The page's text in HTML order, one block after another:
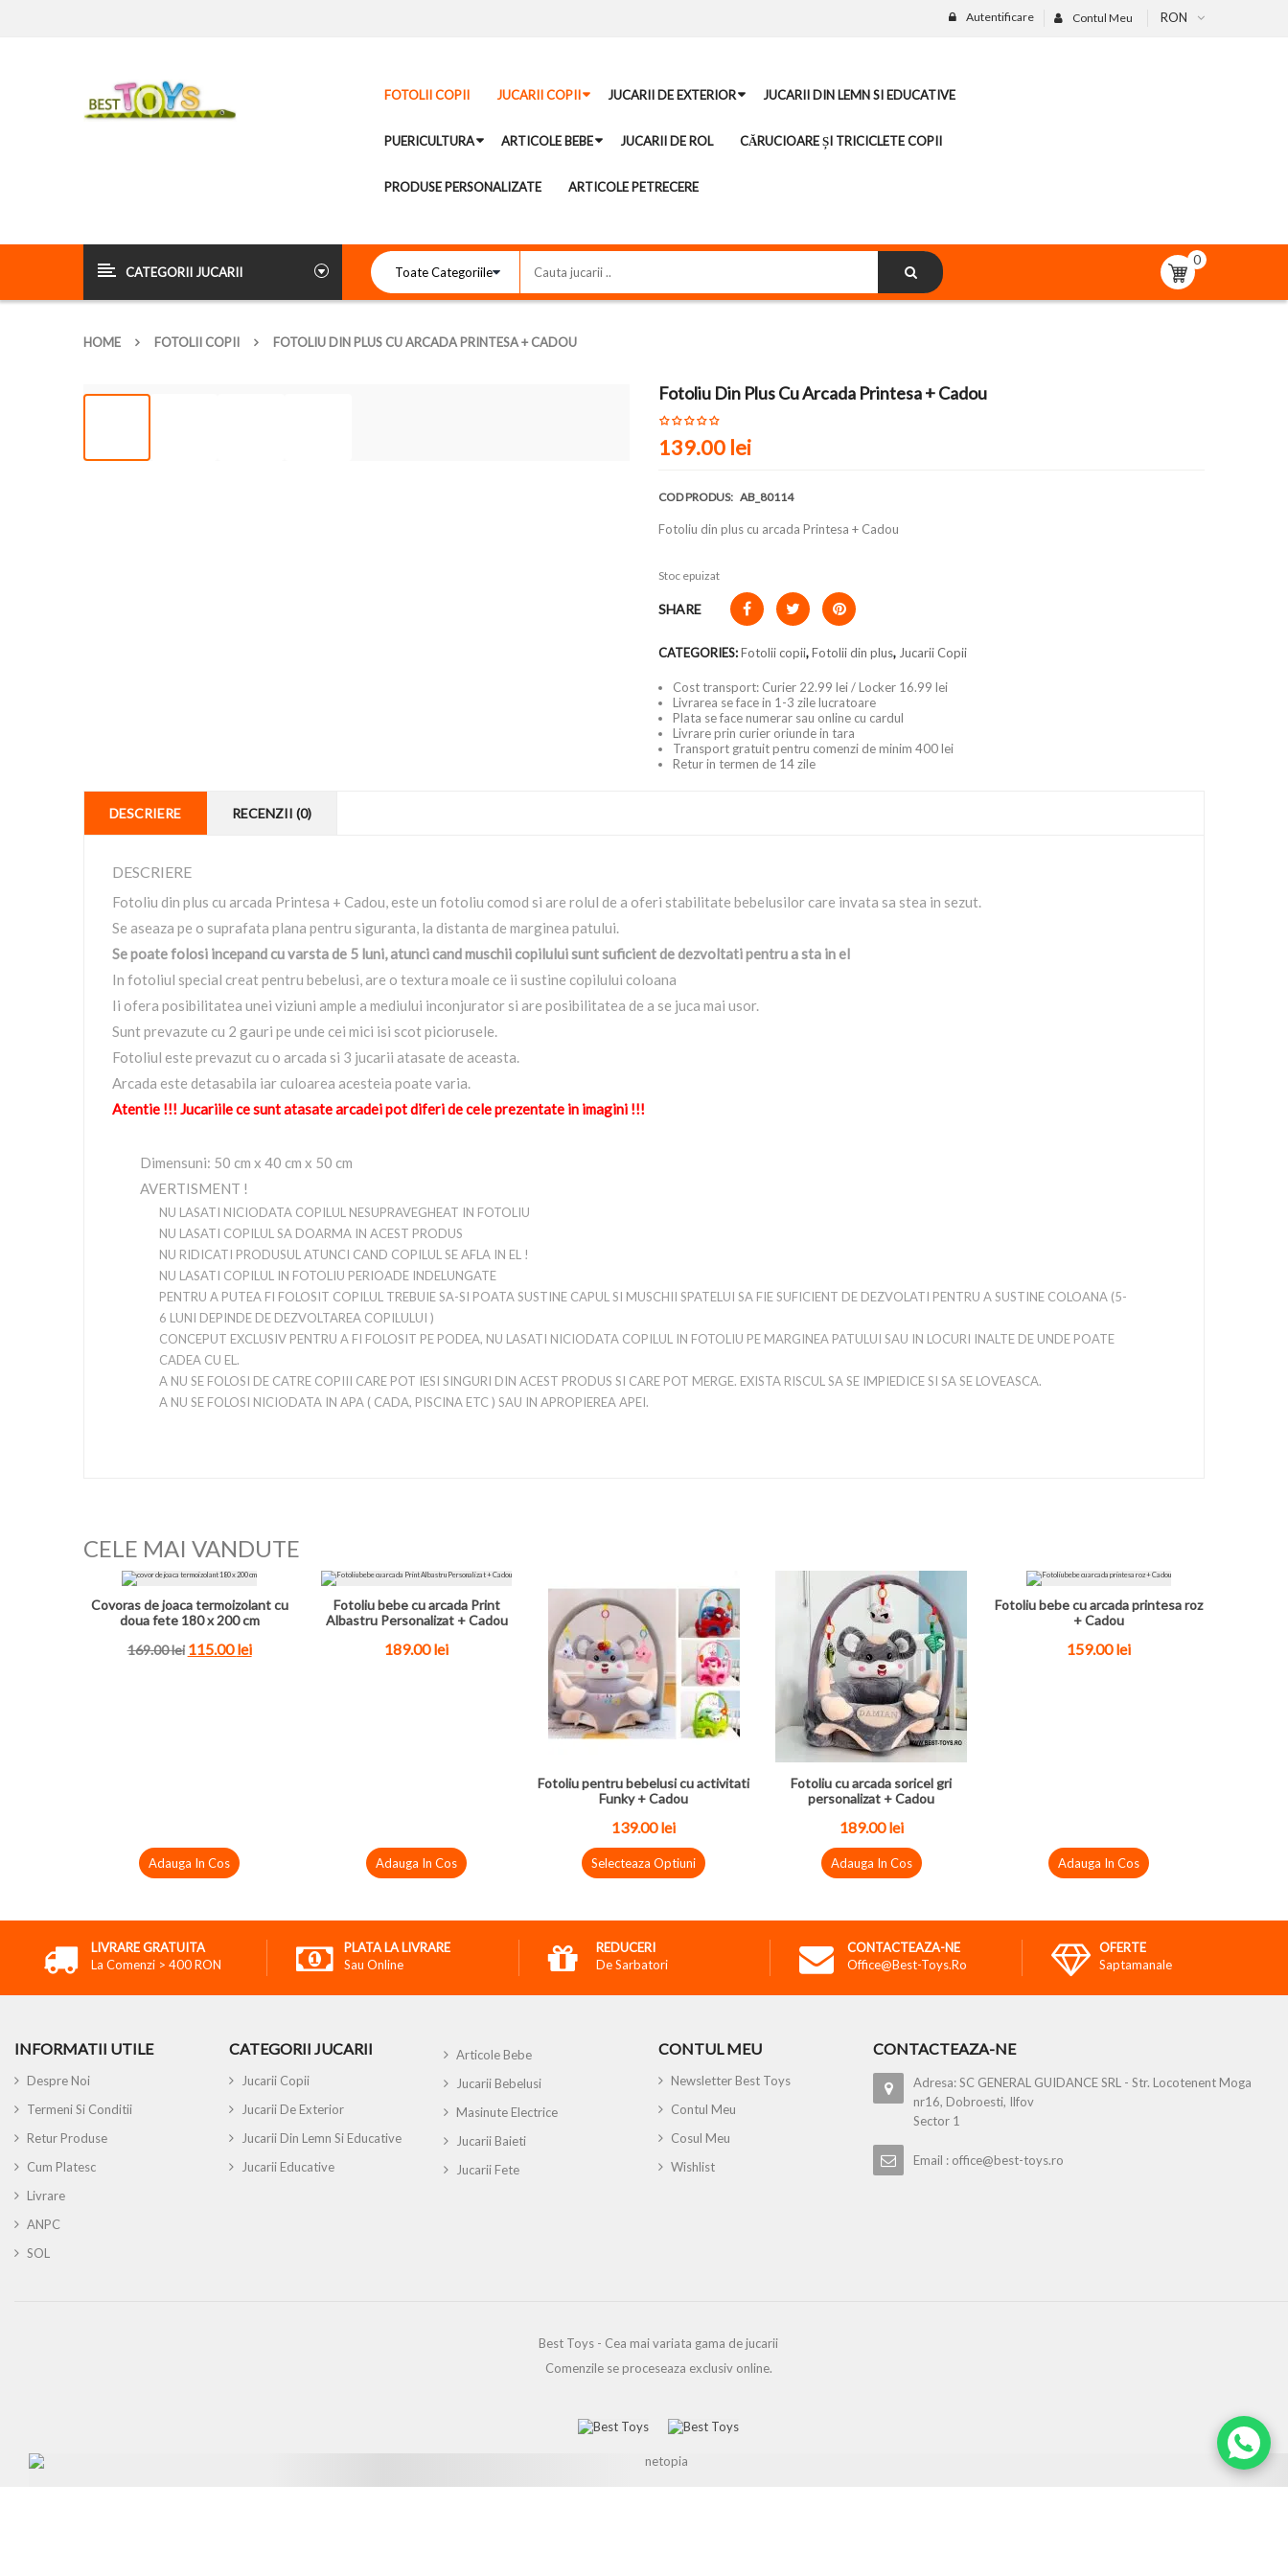
RON
Contul Meu
Autentificare
FOTOLII COPII JUCARII COPII JUCARII DE EXTERIOR JUCARII DIN LEMN SI EDUCATIVE
PUERICULTURA ARTICOLE BEBE JUCARII DE ROL CĂRUCIOARE ȘI TRICICLETE COPII
PRODUSE PERSONALIZATE ARTICOLE PETRECERE
CATEGORII JUCARII
0
HOME FOTOLII COPII FOTOLIU DIN PLUS CU ARCADA PRINTESA + CADOU
Fotoliu Din Plus Cu Arcada Printesa + Cadou
139.00 lei
COD PRODUS: AB_80114
Fotoliu din plus cu arcada Printesa + Cadou
Stoc epuizat
SHARE
CATEGORIES:Fotolii copii,Fotolii din plus, Jucarii Copii
Cost transport: Curier 22.99 lei / Locker 16.99 lei
Livrarea se face in 1-3 zile lucratoare
Plata se face numerar sau online cu cardul
Livrare prin curier oriunde in tara
Transport gratuit pentru comenzi de minim 400 lei
Retur in termen de 14 zile
DESCRIERE RECENZII (0)
DESCRIERE
Fotoliu din plus cu arcada Printesa + Cadou, este un fotoliu comod si are rolul de a oferi stabilitate bebelusilor care invata sa stea in sezut.
Se aseaza pe o suprafata plana pentru siguranta, la distanta de marginea patului.
Se poate folosi incepand cu varsta de 5 luni, atunci cand muschii copilului sunt suficient de dezvoltati pentru a sta in el
In fotoliul special creat pentru bebelusi, are o textura moale ce ii sustine copilului coloana
Ii ofera posibilitatea unei viziuni ample a mediului inconjurator si are posibilitatea de a se juca mai usor.
Sunt prevazute cu 2 gauri pe unde cei mici isi scot piciorusele.
Fotoliul este prevazut cu o arcada si 3 jucarii atasate de aceasta.
Arcada este detasabila iar culoarea acesteia poate varia.
Atentie !!! Jucariile ce sunt atasate arcadei pot diferi de cele prezentate in imagini !!!
Dimensuni: 50 cm x 40 cm x 50 cm
AVERTISMENT !
NU LASATI NICIODATA COPILUL NESUPRAVEGHEAT IN FOTOLIU
NU LASATI COPILUL SA DOARMA IN ACEST PRODUS
NU RIDICATI PRODUSUL ATUNCI CAND COPILUL SE AFLA IN EL !
NU LASATI COPILUL IN FOTOLIU PERIOADE INDELUNGATE
PENTRU A PUTEA FI FOLOSIT COPILUL TREBUIE SA-SI POATA SUSTINE CAPUL SI MUSCHII SPATELUI SA FIE SUFICIENT DE DEZVOLATI PENTRU A SUSTINE COLOANA (5-
6 LUNI DEPINDE DE DEZVOLTAREA COPILULUI )
CONCEPUT EXCLUSIV PENTRU A FI FOLOSIT PE PODEA, NU LASATI NICIODATA COPILUL IN FOTOLIU PE MARGINEA PATULUI SAU IN LOCURI INALTE DE UNDE POATE
CADEA CU EL.
A NU SE FOLOSI DE CATRE COPIII CARE POT IESI SINGURI DIN ACEST PRODUS SI CARE POT MERGE. EXISTA RISCUL SA SE IMPIEDICE SI SA SE LOVEASCA.
A NU SE FOLOSI NICIODATA IN APA ( CADA, PISCINA ETC ) SAU IN APROPIEREA APEI.
CELE MAI VANDUTE
Covoras de joaca termoizolant cu
doua fete 180 x 200 cm
169.00lei 115.00lei
Adauga In Cos
Fotoliu bebe cu arcada Print
Albastru Personalizat + Cadou
189.00lei
Adauga In Cos
Fotoliu pentru bebelusi cu activitati
Funky + Cadou
139.00lei
Selecteaza Optiuni
Fotoliu cu arcada soricel gri
personalizat + Cadou
189.00lei
Adauga In Cos
Fotoliu bebe cu arcada printesa roz
+ Cadou
159.00lei
Adauga In Cos
LIVRARE GRATUITA
La Comenzi > 400 RON
PLATA LA LIVRARE
Sau Online
REDUCERI
De Sarbatori
CONTACTEAZA-NE
Office@best-Toys.ro
OFERTE
Saptamanale
INFORMATII UTILE
Despre Noi
Termeni Si Conditii
Retur Produse
Cum Platesc
Livrare
ANPC
SOL
CATEGORII JUCARII
Jucarii Copii
Jucarii De Exterior
Jucarii Din Lemn Si Educative
Jucarii Educative
Articole Bebe
Jucarii Bebelusi
Masinute Electrice
Jucarii Baieti
Jucarii Fete
CONTUL MEU
Newsletter Best Toys
Contul Meu
Cosul Meu
Wishlist
CONTACTEAZA-NE
Adresa: SC GENERAL GUIDANCE SRL - Str. Locotenent Moga
nr16, Dobroesti, Ilfov
Sector 1
Email : office@best-toys.ro
Best Toys - Cea mai variata gama de jucarii
Comenzile se proceseaza exclusiv online.